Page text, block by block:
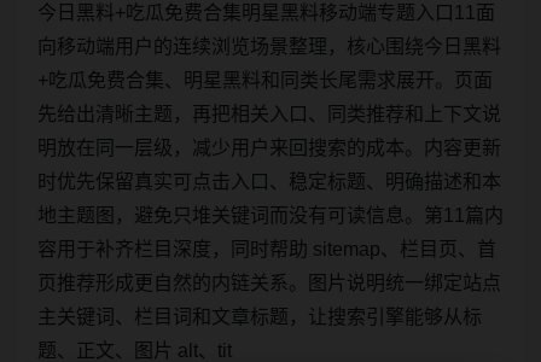
今日黑料+吃瓜免费合集明星黑料移动端专题入口11面
向移动端用户的连续浏览场景整理，核心围绕今日黑料
+吃瓜免费合集、明星黑料和同类长尾需求展开。页面
先给出清晰主题，再把相关入口、同类推荐和上下文说
明放在同一层级，减少用户来回搜索的成本。内容更新
时优先保留真实可点击入口、稳定标题、明确描述和本
地主题图，避免只堆关键词而没有可读信息。第11篇内
容用于补齐栏目深度，同时帮助 sitemap、栏目页、首
页推荐形成更自然的内链关系。图片说明统一绑定站点
主关键词、栏目词和文章标题，让搜索引擎能够从标
题、正文、图片 alt、tit